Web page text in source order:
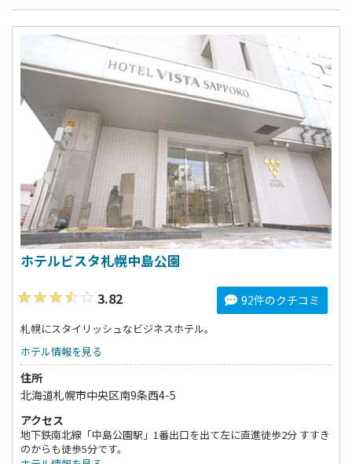
ホテルビスタ札幌中島公園
3.82
92件のクチコミ
札幌にスタイリッシュなビジネスホテル。
ホテル情報を見る
住所
北海道札幌市中央区南9条西4-5
アクセス
地下鉄南北線「中島公園駅」1番出口を出て左に直進徒歩2分 すすき
のからも徒歩5分です。